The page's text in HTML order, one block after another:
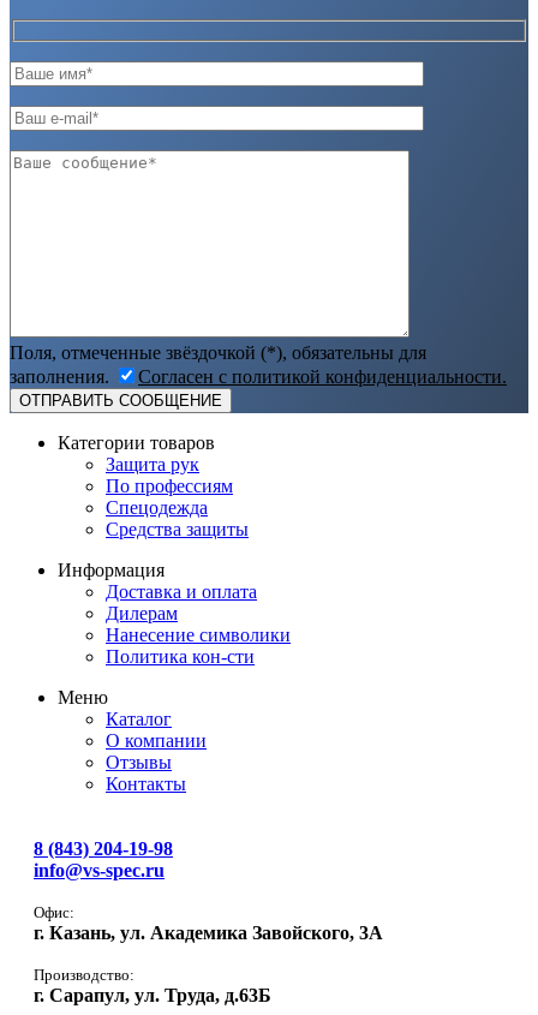
Поля, отмеченные звёздочкой (*), обязательны для
заполнения.
Согласен с политикой конфиденциальности.
Категории товаров
Защита рук
По профессиям
Спецодежда
Средства защиты
Информация
Доставка и оплата
Дилерам
Нанесение символики
Политика кон-сти
Меню
Каталог
О компании
Отзывы
Контакты
8 (843) 204-19-98
info@vs-spec.ru
Офис:
г. Казань, ул. Академика Завойского, 3А
Производство:
г. Сарапул, ул. Труда, д.63Б